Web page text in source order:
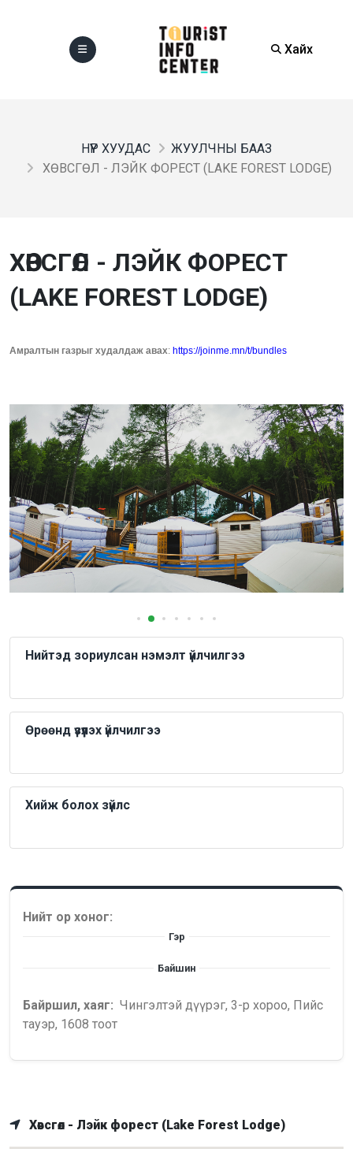
Хайх
НҮҮР ХУУДАС
ЖУУЛЧНЫ БААЗ
ХӨВСГӨЛ - ЛЭЙК ФОРЕСТ (LAKE FOREST LODGE)
ХӨВСГӨЛ - ЛЭЙК ФОРЕСТ
(LAKE FOREST LODGE)
Амралтын газрыг худалдаж авах: https://joinme.mn/t/bundles
Нийтэд зориулсан нэмэлт үйлчилгээ
Өрөөнд үзүүлэх үйлчилгээ
Хийж болох зүйлс
Нийт ор хоног:
Гэр
Байшин
Байршил, хаяг: Чингэлтэй дүүрэг, 3-р хороо, Пийс
тауэр, 1608 тоот
Хөвсгөл - Лэйк форест (Lake Forest Lodge)